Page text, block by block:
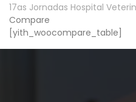
17as Jornadas Hospital
Compare
[yith_woocompare_table]